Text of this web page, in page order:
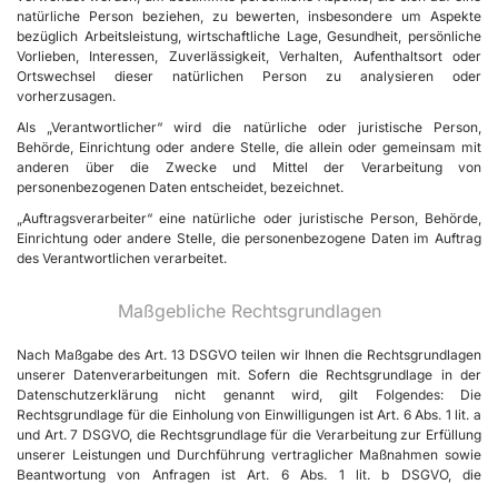
natürliche Person beziehen, zu bewerten, insbesondere um Aspekte
bezüglich Arbeitsleistung, wirtschaftliche Lage, Gesundheit, persönliche
Vorlieben, Interessen, Zuverlässigkeit, Verhalten, Aufenthaltsort oder
Ortswechsel dieser natürlichen Person zu analysieren oder
vorherzusagen.
Als „Verantwortlicher“ wird die natürliche oder juristische Person,
Behörde, Einrichtung oder andere Stelle, die allein oder gemeinsam mit
anderen über die Zwecke und Mittel der Verarbeitung von
personenbezogenen Daten entscheidet, bezeichnet.
„Auftragsverarbeiter“ eine natürliche oder juristische Person, Behörde,
Einrichtung oder andere Stelle, die personenbezogene Daten im Auftrag
des Verantwortlichen verarbeitet.
Maßgebliche Rechtsgrundlagen
Nach Maßgabe des Art. 13 DSGVO teilen wir Ihnen die Rechtsgrundlagen
unserer Datenverarbeitungen mit. Sofern die Rechtsgrundlage in der
Datenschutzerklärung nicht genannt wird, gilt Folgendes: Die
Rechtsgrundlage für die Einholung von Einwilligungen ist Art. 6 Abs. 1 lit. a
und Art. 7 DSGVO, die Rechtsgrundlage für die Verarbeitung zur Erfüllung
unserer Leistungen und Durchführung vertraglicher Maßnahmen sowie
Beantwortung von Anfragen ist Art. 6 Abs. 1 lit. b DSGVO, die